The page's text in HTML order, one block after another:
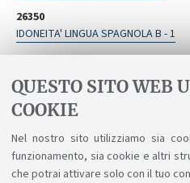
QUESTO SITO WEB
COOKIE
Nel nostro sito utilizziamo sia
funzionamento, sia cookie e altri
che potrai attivare solo con il tuo
26350
IDONEITA' LINGUA SPAGNOLA B - 1
IDONEITA' LINGUA SPAGNOLA B - 2
26344
IDONEITA' LINGUA TEDESCA B - 1
26345
IDONEITA' LINGUA TEDESCA B - 2